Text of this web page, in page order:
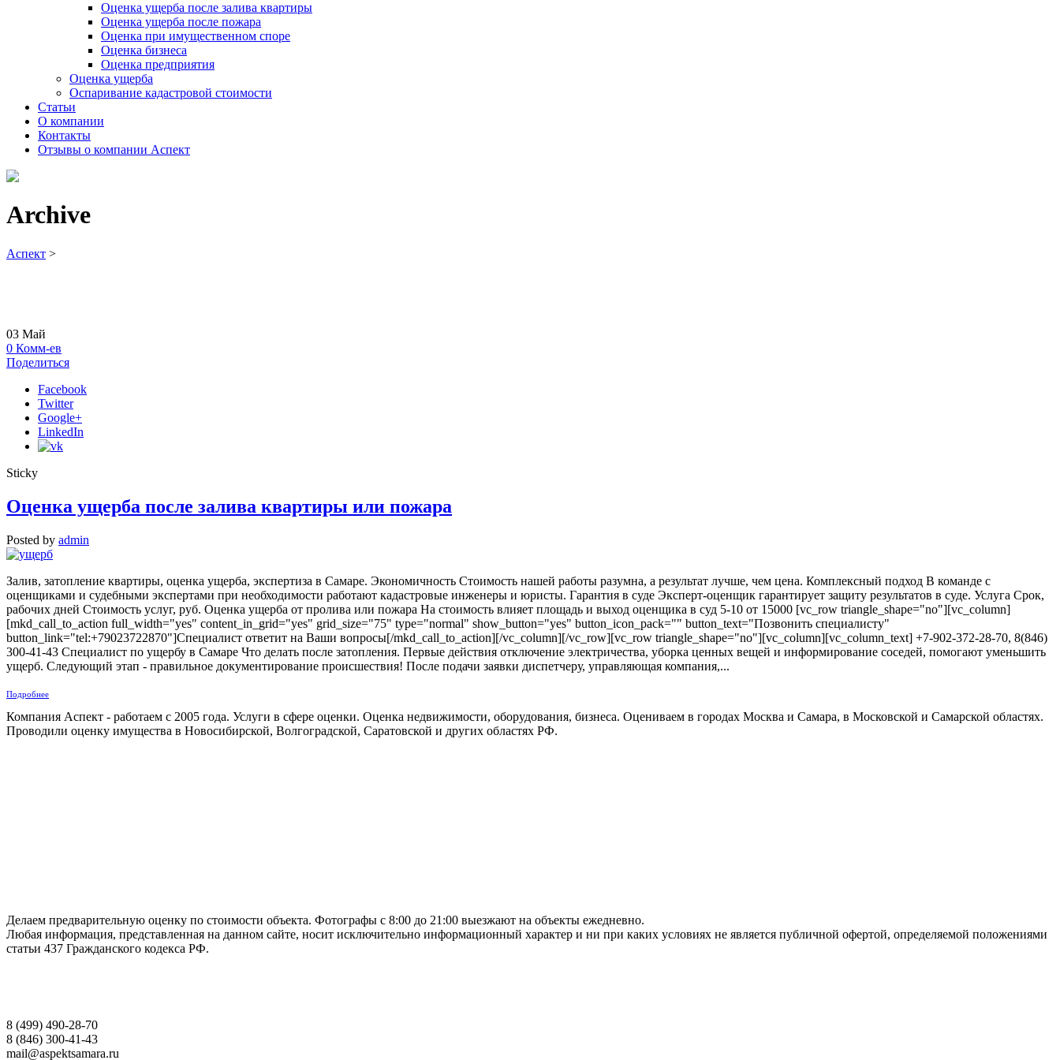
Оценка ущерба после залива квартиры
Оценка ущерба после пожара
Оценка при имущественном споре
Оценка бизнеса
Оценка предприятия
Оценка ущерба
Оспаривание кадастровой стоимости
Статьи
О компании
Контакты
Отзывы о компании Аспект
Archive
Аспект >
03 Май
0 Комм-ев
Поделиться
Facebook
Twitter
Google+
LinkedIn
Sticky
Оценка ущерба после залива квартиры или пожара
Posted by admin
Залив, затопление квартиры, оценка ущерба, экспертиза в Самаре. Экономичность Стоимость нашей работы разумна, а результат лучше, чем цена. Комплексный подход В команде с
оценщиками и судебными экспертами при необходимости работают кадастровые инженеры и юристы. Гарантия в суде Эксперт-оценщик гарантирует защиту результатов в суде. Услуга Срок,
рабочих дней Стоимость услуг, руб. Оценка ущерба от пролива или пожара На стоимость влияет площадь и выход оценщика в суд 5-10 от 15000 [vc_row triangle_shape="no"][vc_column]
[mkd_call_to_action full_width="yes" content_in_grid="yes" grid_size="75" type="normal" show_button="yes" button_icon_pack="" button_text="Позвонить специалисту"
button_link="tel:+79023722870"]Специалист ответит на Ваши вопросы[/mkd_call_to_action][/vc_column][/vc_row][vc_row triangle_shape="no"][vc_column][vc_column_text] +7-902-372-28-70, 8(846)
300-41-43 Специалист по ущербу в Самаре Что делать после затопления. Первые действия отключение электричества, уборка ценных вещей и информирование соседей, помогают уменьшить
ущерб. Следующий этап - правильное документирование происшествия! После подачи заявки диспетчеру, управляющая компания,...
Подробнее
Компания Аспект - работаем с 2005 года. Услуги в сфере оценки. Оценка недвижимости, оборудования, бизнеса. Оцениваем в городах Москва и Самара, в Московской и Самарской областях.
Проводили оценку имущества в Новосибирской, Волгоградской, Саратовской и других областях РФ.
Делаем предварительную оценку по стоимости объекта. Фотографы с 8:00 до 21:00 выезжают на объекты ежедневно.
Любая информация, представленная на данном сайте, носит исключительно информационный характер и ни при каких условиях не является публичной офертой, определяемой положениями
статьи 437 Гражданского кодекса РФ.
8 (499) 490-28-70
8 (846) 300-41-43
mail@aspektsamara.ru